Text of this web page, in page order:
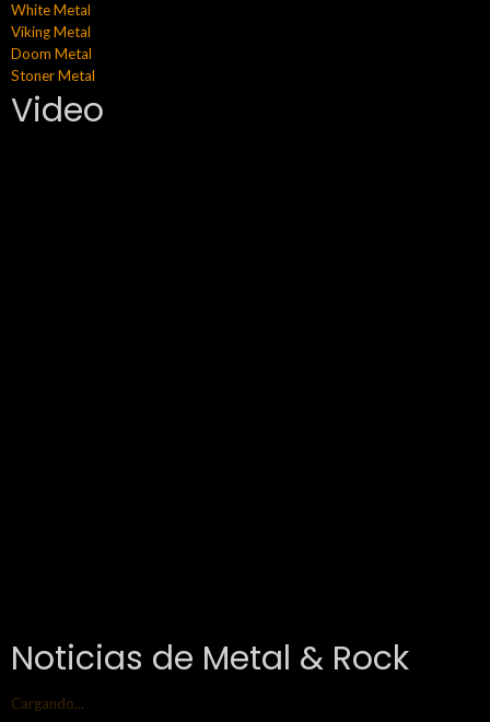
White Metal
Viking Metal
Doom Metal
Stoner Metal
Video
Noticias de Metal & Rock
Cargando...